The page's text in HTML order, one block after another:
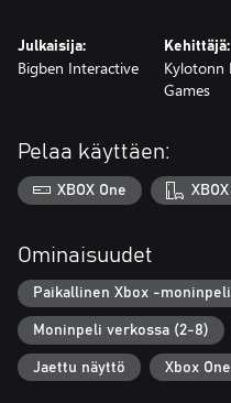
Julkaisija:
Bigben Interactive
Kehittäjä:
Kylotonn
Games
Pelaa käyttäen:
XBOX One
Ominaisuudet
Paikallinen Xbox -
Moninpeli verkossa (2-8)
Jaettu näyttö Xbox